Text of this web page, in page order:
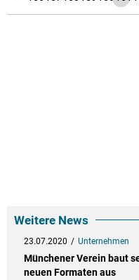
Weitere News
23.07.2020 Unternehmen
Münchener Verein baut
neuen Formaten aus